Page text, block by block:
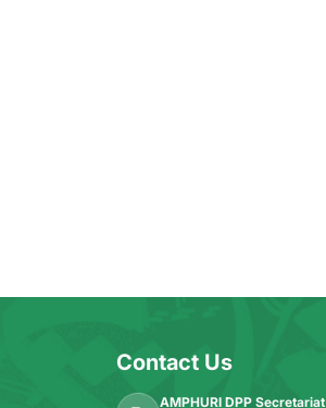
Contact Us
AMPHURI DPP Secretariat